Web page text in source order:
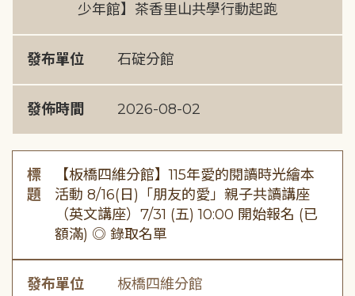
少年館】茶香里山共學行動起跑
發布單位 石碇分館
發佈時間 2026-08-02
標
題
【板橋四維分館】115年愛的閱讀時光繪本
活動 8/16(日)「朋友的愛」親子共讀講座
（英文講座）7/31 (五) 10:00 開始報名 (已
額滿) ◎ 錄取名單
發布單位 板橋四維分館